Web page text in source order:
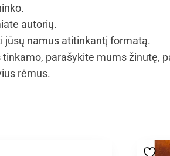
autorių.
jūsų namus atitinkantį formatą.
parašykite mums žinutę,
rėmus.